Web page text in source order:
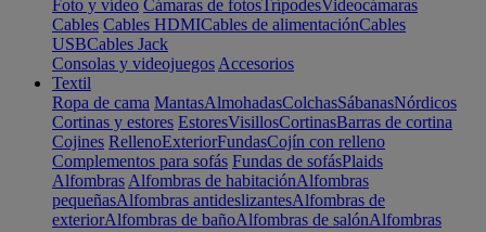
Foto y vídeo Cámaras de fotosTrípodesVideocámaras
Cables Cables HDMICables de alimentaciónCables
USBCables Jack
Consolas y videojuegos Accesorios
Textil
Ropa de cama MantasAlmohadasColchasSábanasNórdicos
Cortinas y estores EstoresVisillosCortinasBarras de cortina
Cojines RellenoExteriorFundasCojín con relleno
Complementos para sofás Fundas de sofásPlaids
Alfombras Alfombras de habitaciónAlfombras
pequeñasAlfombras antideslizantesAlfombras de
exteriorAlfombras de bañoAlfombras de salónAlfombras